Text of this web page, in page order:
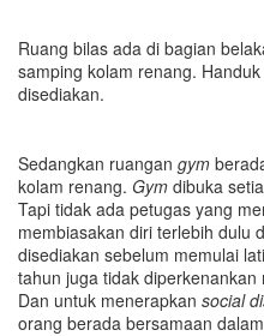
Ruang bilas ada di bagian
samping kolam renang.
disediakan.
Sedangkan ruangan gym
kolam renang. Gym dibuka
Tapi tidak ada petugas yang
membiasakan diri terlebih dulu
disediakan sebelum memulai
tahun juga tidak
Dan untuk menerapkan social
orang berada bersamaan dalam